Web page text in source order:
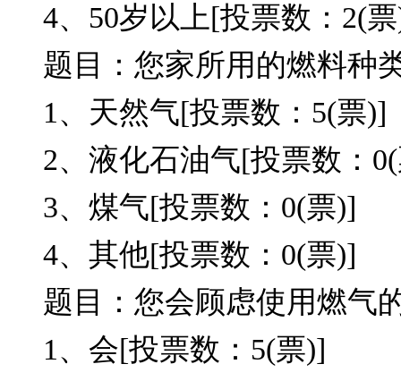
4、50岁以上[投票数：2(
题目：您家所用的燃料种
1、天然气[投票数：5(票)]
2、液化石油气[投票数：
3、煤气[投票数：0(票)]
4、其他[投票数：0(票)]
题目：您会顾虑使用燃气
1、会[投票数：5(票)]